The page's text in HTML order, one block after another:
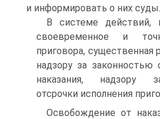
и информировать о них суды.
В системе действий,
своевременное и
приговора, существенная
надзору за законностью
наказания, надзору
отсрочки исполнения
Освобождение от